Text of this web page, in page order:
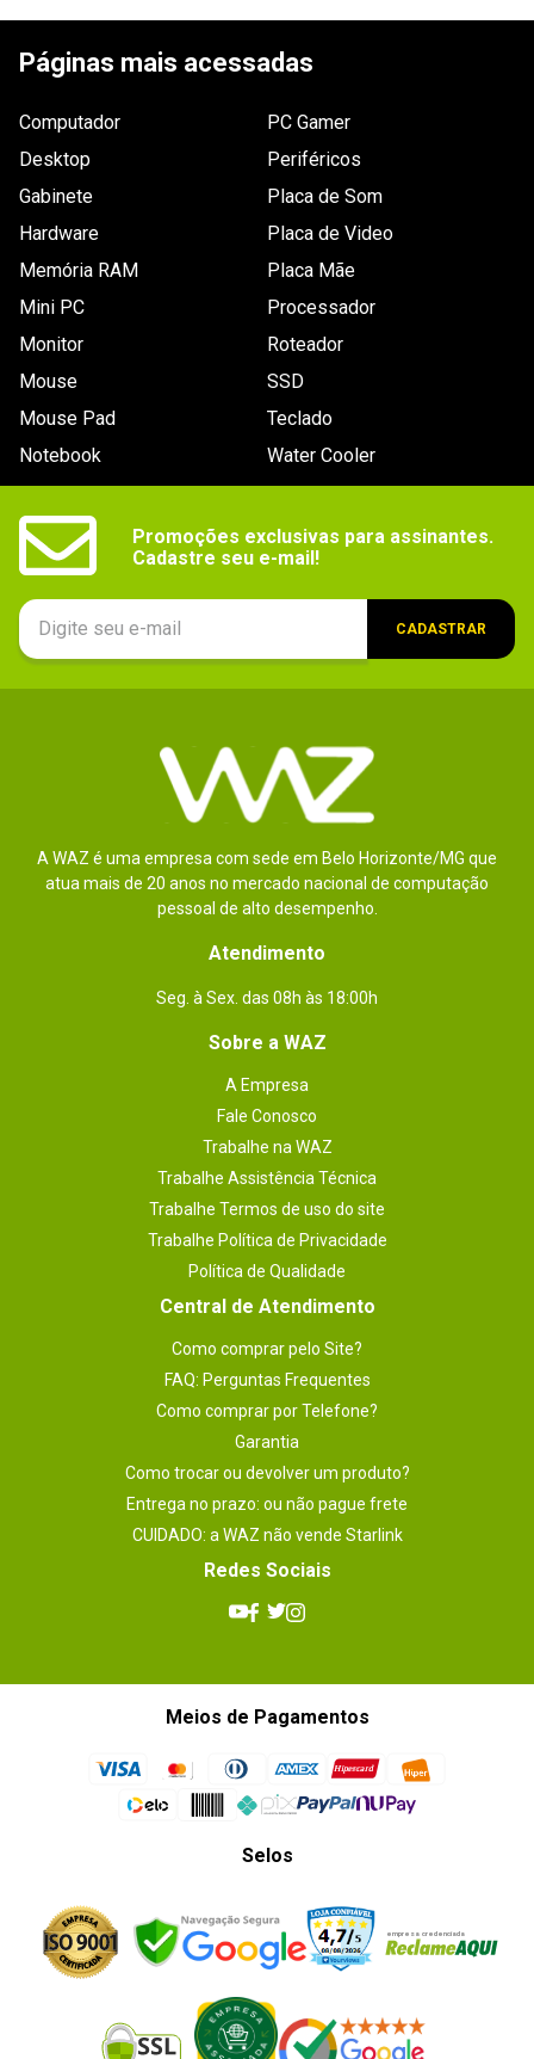
Páginas mais acessadas
Computador
Desktop
Gabinete
Hardware
Memória RAM
Mini PC
Monitor
Mouse
Mouse Pad
Notebook
PC Gamer
Periféricos
Placa de Som
Placa de Video
Placa Mãe
Processador
Roteador
SSD
Teclado
Water Cooler
Promoções exclusivas para assinantes.
Cadastre seu e-mail!
CADASTRAR
A WAZ é uma empresa com sede em Belo Horizonte/MG que
atua mais de 20 anos no mercado nacional de computação
pessoal de alto desempenho.
Atendimento
Seg. à Sex. das 08h às 18:00h
Sobre a WAZ
A Empresa
Fale Conosco
Trabalhe na WAZ
Trabalhe Assistência Técnica
Trabalhe Termos de uso do site
Trabalhe Política de Privacidade
Política de Qualidade
Central de Atendimento
Como comprar pelo Site?
FAQ: Perguntas Frequentes
Como comprar por Telefone?
Garantia
Como trocar ou devolver um produto?
Entrega no prazo: ou não pague frete
CUIDADO: a WAZ não vende Starlink
Redes Sociais
Meios de Pagamentos
Selos